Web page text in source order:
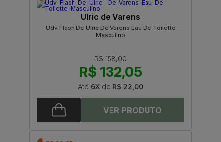
Ulric de Varens
Udv Flash De Ulric De Varens Eau De Toilette
Masculino
R$ 158,00
R$ 132,05
Até 6X de R$ 22,00